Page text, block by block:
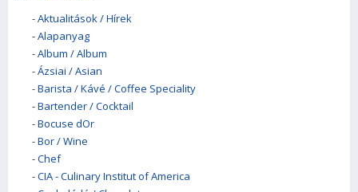
-Aktualitások / Hírek
-Alapanyag
-Album / Album
-Ázsiai / Asian
-Barista / Kávé / Coffee Speciality
-Bartender / Cocktail
-Bocuse dOr
-Bor / Wine
-Chef
-CIA - Culinary Institut of America